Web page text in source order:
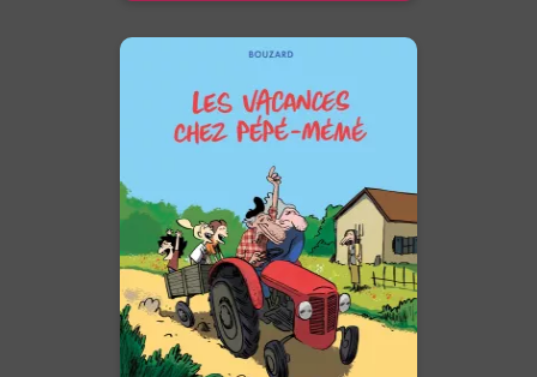
Les Vacances
chez Pépé-Mémé
Tome 01
Date de parution :
02/04/2025
Chaque été, Lisa, Lucas et Ethan
passent leurs vacances chez
leurs grands-parents, pour le
plaisir relatif de ces derniers. Le
nouvel album du grand et
unique Bouzard, à ne pas
manquer ...